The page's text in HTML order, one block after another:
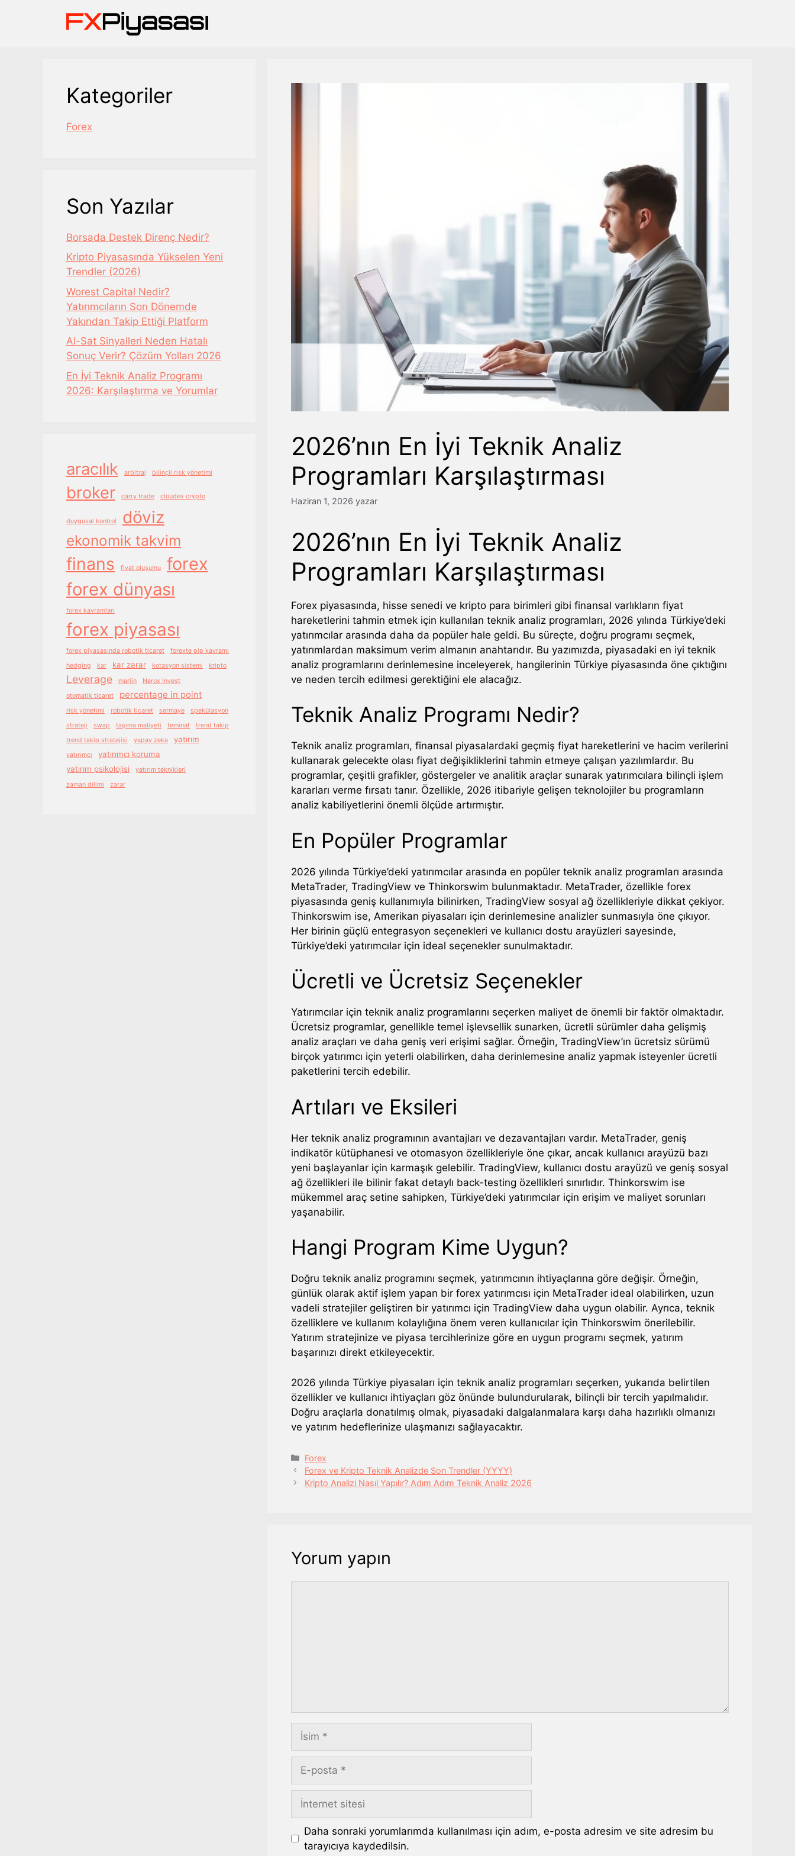
2026’nın En İyi Teknik Analiz
Programları Karşılaştırması
Haziran 1, 2026 yazar
2026’nın En İyi Teknik Analiz
Programları Karşılaştırması
Forex piyasasında, hisse senedi ve kripto para birimleri gibi finansal varlıkların fiyat
hareketlerini tahmin etmek için kullanılan teknik analiz programları, 2026 yılında Türkiye’deki
yatırımcılar arasında daha da popüler hale geldi. Bu süreçte, doğru programı seçmek,
yatırımlardan maksimum verim almanın anahtarıdır. Bu yazımızda, piyasadaki en iyi teknik
analiz programlarını derinlemesine inceleyerek, hangilerinin Türkiye piyasasında öne çıktığını
ve neden tercih edilmesi gerektiğini ele alacağız.
Teknik Analiz Programı Nedir?
Teknik analiz programları, finansal piyasalardaki geçmiş fiyat hareketlerini ve hacim verilerini
kullanarak gelecekte olası fiyat değişikliklerini tahmin etmeye çalışan yazılımlardır. Bu
programlar, çeşitli grafikler, göstergeler ve analitik araçlar sunarak yatırımcılara bilinçli işlem
kararları verme fırsatı tanır. Özellikle, 2026 itibariyle gelişen teknolojiler bu programların
analiz kabiliyetlerini önemli ölçüde artırmıştır.
En Popüler Programlar
2026 yılında Türkiye’deki yatırımcılar arasında en popüler teknik analiz programları arasında
MetaTrader, TradingView ve Thinkorswim bulunmaktadır. MetaTrader, özellikle forex
piyasasında geniş kullanımıyla bilinirken, TradingView sosyal ağ özellikleriyle dikkat çekiyor.
Thinkorswim ise, Amerikan piyasaları için derinlemesine analizler sunmasıyla öne çıkıyor.
Her birinin güçlü entegrasyon seçenekleri ve kullanıcı dostu arayüzleri sayesinde,
Türkiye’deki yatırımcılar için ideal seçenekler sunulmaktadır.
Ücretli ve Ücretsiz Seçenekler
Yatırımcılar için teknik analiz programlarını seçerken maliyet de önemli bir faktör olmaktadır.
Ücretsiz programlar, genellikle temel işlevsellik sunarken, ücretli sürümler daha gelişmiş
analiz araçları ve daha geniş veri erişimi sağlar. Örneğin, TradingView’ın ücretsiz sürümü
birçok yatırımcı için yeterli olabilirken, daha derinlemesine analiz yapmak isteyenler ücretli
paketlerini tercih edebilir.
Artıları ve Eksileri
Her teknik analiz programının avantajları ve dezavantajları vardır. MetaTrader, geniş
indikatör kütüphanesi ve otomasyon özellikleriyle öne çıkar, ancak kullanıcı arayüzü bazı
yeni başlayanlar için karmaşık gelebilir. TradingView, kullanıcı dostu arayüzü ve geniş sosyal
ağ özellikleri ile bilinir fakat detaylı back-testing özellikleri sınırlıdır. Thinkorswim ise
mükemmel araç setine sahipken, Türkiye’deki yatırımcılar için erişim ve maliyet sorunları
yaşanabilir.
Hangi Program Kime Uygun?
Doğru teknik analiz programını seçmek, yatırımcının ihtiyaçlarına göre değişir. Örneğin,
günlük olarak aktif işlem yapan bir forex yatırımcısı için MetaTrader ideal olabilirken, uzun
vadeli stratejiler geliştiren bir yatırımcı için TradingView daha uygun olabilir. Ayrıca, teknik
özelliklere ve kullanım kolaylığına önem veren kullanıcılar için Thinkorswim önerilebilir.
Yatırım stratejinize ve piyasa tercihlerinize göre en uygun programı seçmek, yatırım
başarınızı direkt etkileyecektir.
2026 yılında Türkiye piyasaları için teknik analiz programları seçerken, yukarıda belirtilen
özellikler ve kullanıcı ihtiyaçları göz önünde bulundurularak, bilinçli bir tercih yapılmalıdır.
Doğru araçlarla donatılmış olmak, piyasadaki dalgalanmalara karşı daha hazırlıklı olmanızı
ve yatırım hedeflerinize ulaşmanızı sağlayacaktır.
Kategoriler
Forex
Forex ve Kripto Teknik Analizde Son Trendler (YYYY)
Kripto Analizi Nasıl Yapılır? Adım Adım Teknik Analiz 2026
Yorum yapın
İsim
posta
İnternet
sitesi
Daha sonraki yorumlarımda kullanılması için adım, e-posta adresim ve site adresim bu
tarayıcıya kaydedilsin.
Kategoriler
Forex
Son Yazılar
Borsada Destek Direnç Nedir?
Kripto Piyasasında Yükselen Yeni
Trendler (2026)
Worest Capital Nedir?
Yatırımcıların Son Dönemde
Yakından Takip Ettiği Platform
Al-Sat Sinyalleri Neden Hatalı
Sonuç Verir? Çözüm Yolları 2026
En İyi Teknik Analiz Programı
2026: Karşılaştırma ve Yorumlar
aracılık arbitraj bilinçli risk yönetimi
broker carry trade cloudex crypto
duygusal kontrol döviz
ekonomik takvim
finans fiyat oluşumu
forex
forex dünyası
forex kavramları
forex piyasası
forex piyasasında robotik ticaret
forexte pip kavramı
hedging
kar kar zarar kotasyon sistemi kripto
Leverage marjin
Nerox Invest
otomatik ticaret
percentage in point
risk yönetimi robotik ticaret sermaye
spekülasyon
strateji
swap taşıma maliyeti teminat
trend takip
trend takip stratejisi
yapay zeka yatırım
yatırımcı
yatırımcı koruma
yatırım psikolojisi
yatırım teknikleri
zaman dilimi
zarar